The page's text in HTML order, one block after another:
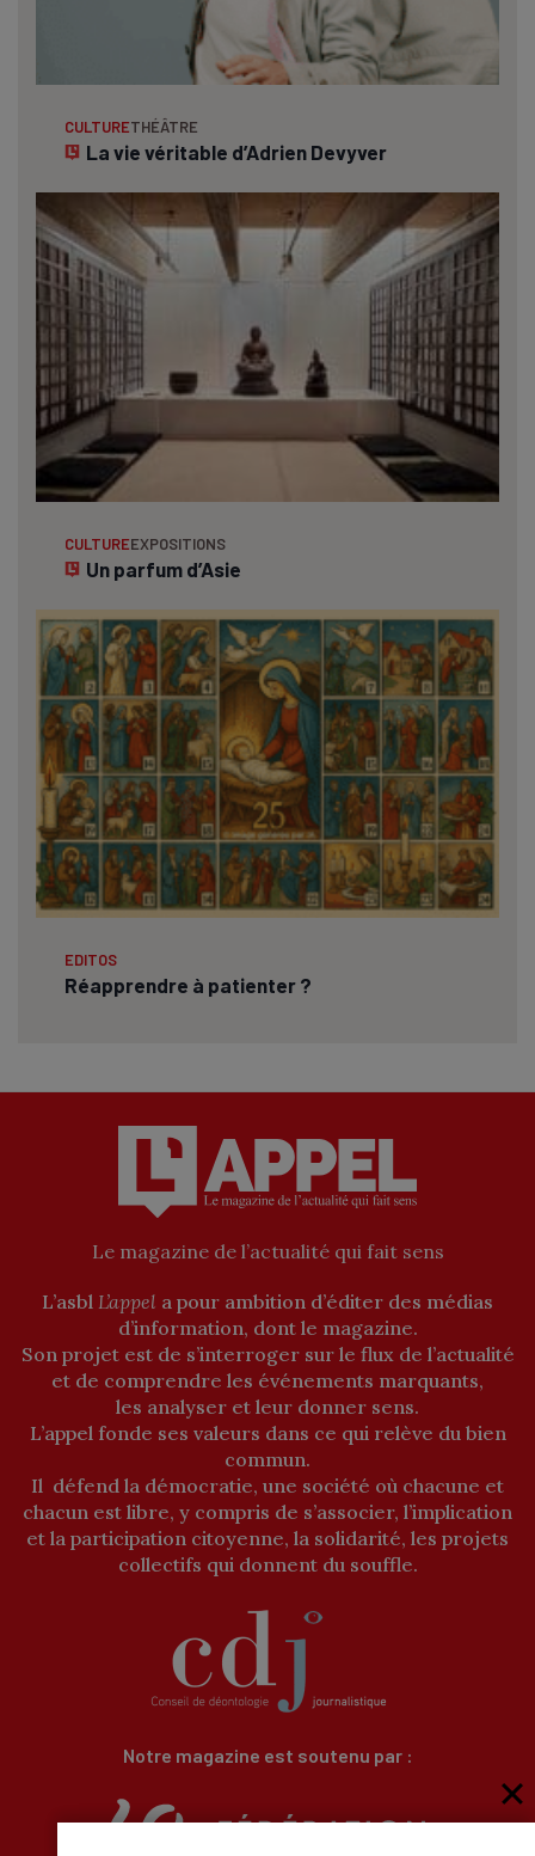
CULTURETHÉÂTRE
La vie véritable d’Adrien Devyver
CULTUREEXPOSITIONS
Un parfum d’Asie
EDITOS
Réapprendre à patienter ?
Le magazine de l’actualité qui fait sens
L’asbl L’appel a pour ambition d’éditer des médias
d’information, dont le magazine.
Son projet est de s’interroger sur le flux de l’actualité
et de comprendre les événements marquants,
les analyser et leur donner sens.
L’appel fonde ses valeurs dans ce qui relève du bien
commun.
Il défend la démocratie, une société où chacune et
chacun est libre, y compris de s’associer, l’implication
et la participation citoyenne, la solidarité, les projets
collectifs qui donnent du souffle.
Notre magazine est soutenu par :